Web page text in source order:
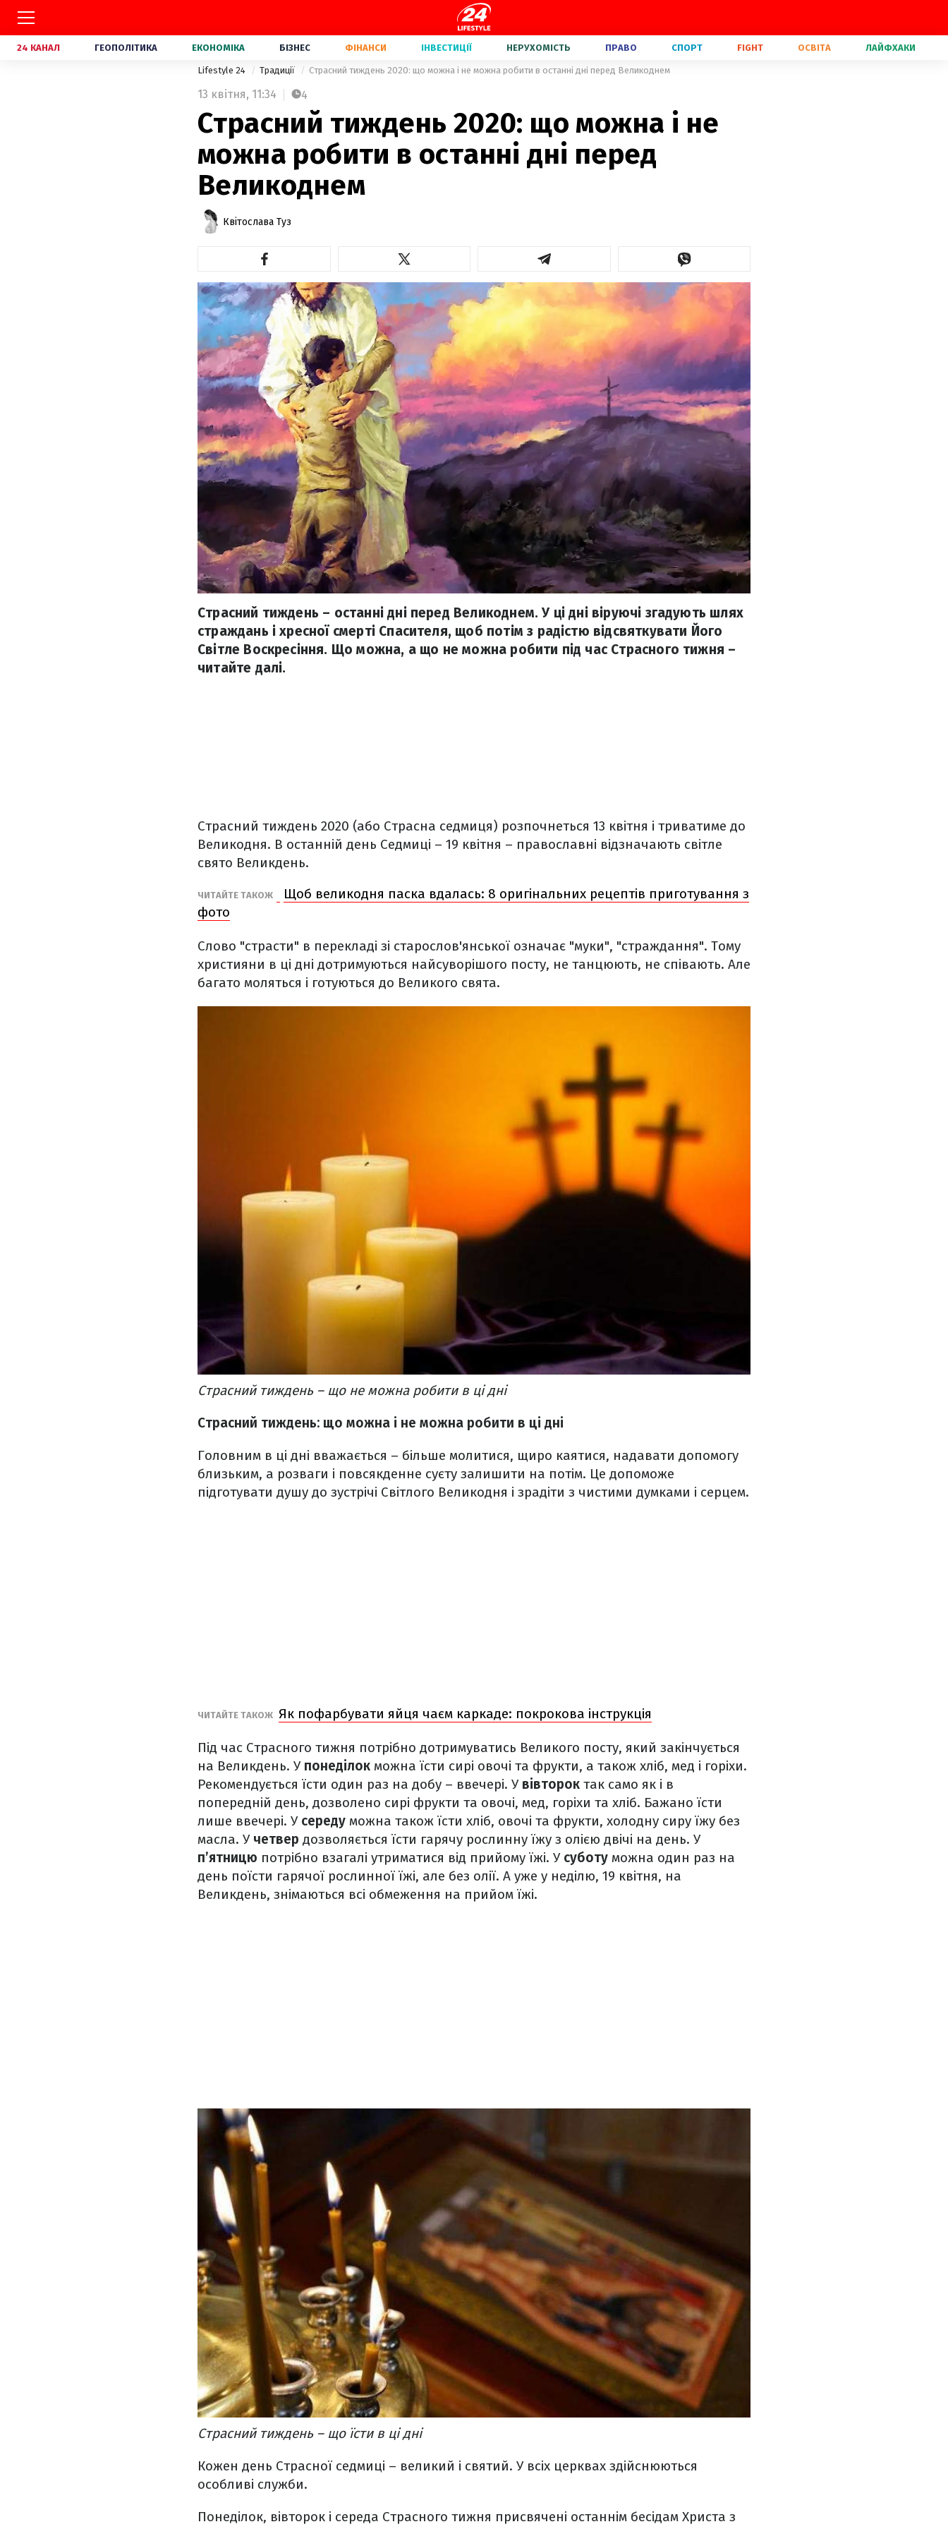
24 КАНАЛ ГЕОПОЛІТИКА ЕКОНОМІКА БІЗНЕС ФІНАНСИ ІНВЕСТИЦІЇ НЕРУХОМІСТЬ ПРАВО СПОРТ FIGHT ОСВІТА ЛАЙФХАКИ
Lifestyle 24 Традиції Страсний тиждень 2020: що можна і не можна робити в останні дні перед Великоднем
13 квітня, 11:34 4
Страсний тиждень 2020: що можна і не
можна робити в останні дні перед
Великоднем
Квітослава Туз
Страсний тиждень – останні дні перед Великоднем. У ці дні віруючі згадують шлях
страждань і хресної смерті Спасителя, щоб потім з радістю відсвяткувати Його
Світле Воскресіння. Що можна, а що не можна робити під час Страсного тижня –
читайте далі.
Страсний тиждень 2020 (або Страсна седмиця) розпочнеться 13 квітня і триватиме до
Великодня. В останній день Cедмиці – 19 квітня – православні відзначають світле
свято Великдень.
ЧИТАЙТЕ ТАКОЖ
Щоб великодня паска вдалась: 8 оригінальних рецептів приготування з
фото
Слово "страсти" в перекладі зі старослов'янської означає "муки", "страждання". Тому
християни в ці дні дотримуються найсуворішого посту, не танцюють, не співають. Але
багато моляться і готуються до Великого свята.
Страсний тиждень – що не можна робити в ці дні
Страсний тиждень: що можна і не можна робити в ці дні
Головним в ці дні вважається – більше молитися, щиро каятися, надавати допомогу
близьким, а розваги і повсякденне суєту залишити на потім. Це допоможе
підготувати душу до зустрічі Світлого Великодня і зрадіти з чистими думками і серцем.
ЧИТАЙТЕ ТАКОЖ Як пофарбувати яйця чаєм каркаде: покрокова інструкція
Під час Страсного тижня потрібно дотримуватись Великого посту, який закінчується
на Великдень. У понеділок можна їсти сирі овочі та фрукти, а також хліб, мед і горіхи.
Рекомендується їсти один раз на добу – ввечері. У вівторок так само як і в
попередній день, дозволено сирі фрукти та овочі, мед, горіхи та хліб. Бажано їсти
лише ввечері. У середу можна також їсти хліб, овочі та фрукти, холодну сиру їжу без
масла. У четвер дозволяється їсти гарячу рослинну їжу з олією двічі на день. У
п’ятницю потрібно взагалі утриматися від прийому їжі. У суботу можна один раз на
день поїсти гарячої рослинної їжі, але без олії. А уже у неділю, 19 квітня, на
Великдень, знімаються всі обмеження на прийом їжі.
Страсний тиждень – що їсти в ці дні
Кожен день Страсної седмиці – великий і святий. У всіх церквах здійснюються
особливі служби.
Понеділок, вівторок і середа Страсного тижня присвячені останнім бесідам Христа з